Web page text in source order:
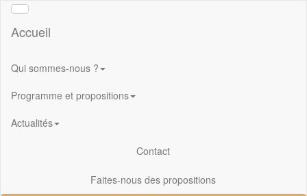
Aller au contenu principal
Accueil
Qui sommes-nous ?
Programme et propositions
Actualités
Contact
Faites-nous des propositions